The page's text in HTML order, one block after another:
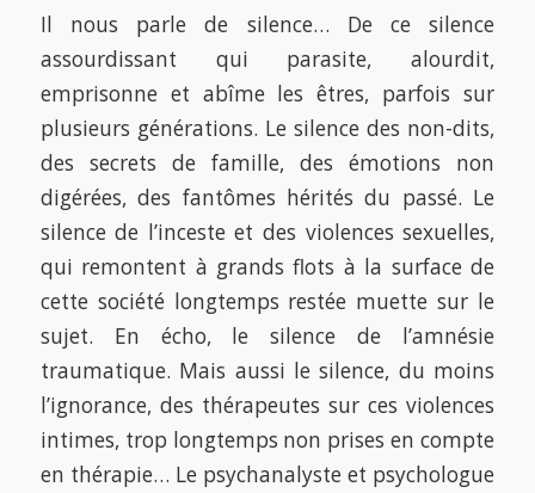
Il nous parle de silence… De ce silence
assourdissant qui parasite, alourdit,
emprisonne et abîme les êtres, parfois sur
plusieurs générations. Le silence des non-dits,
des secrets de famille, des émotions non
digérées, des fantômes hérités du passé. Le
silence de l’inceste et des violences sexuelles,
qui remontent à grands flots à la surface de
cette société longtemps restée muette sur le
sujet. En écho, le silence de l’amnésie
traumatique. Mais aussi le silence, du moins
l’ignorance, des thérapeutes sur ces violences
intimes, trop longtemps non prises en compte
en thérapie… Le psychanalyste et psychologue